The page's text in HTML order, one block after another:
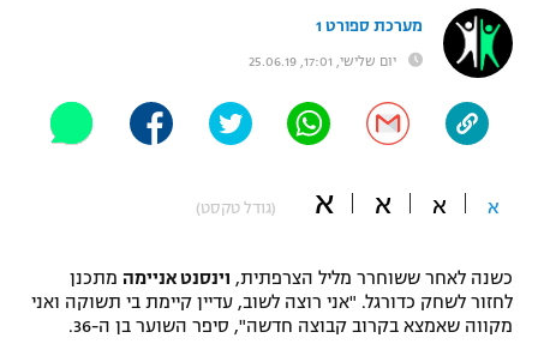
"מעל הליגה" – פודקאסט
"מחצית בשכונה" – פודקאסט
משתתפים וזוכים בפרסים
תקנון משתתפים וזוכים בפרסים
תקנון עבור פעילות אלקטרה
טניס
בני יהודה
ליגות נוספות
UFC
היאבקות WWE
אופניים
ספורט מוטורי
פוטבול אמריקאי NFL
מערכת ספורט 1
יום שלישי, 17:01, 25.06.19
א א א א (גודל טקסט)
כשנה לאחר ששוחרר מליל הצרפתית, וינסנט אניימה מתכנן
לחזור לשחק כדורגל. "אני רוצה לשוב, עדיין קיימת בי תשוקה ואני
מקווה שאמצא בקרוב קבוצה חדשה", סיפר השוער בן ה-36.